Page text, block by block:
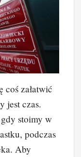
coś załatwić
jest czas.
stoimy w
podczas
Aby